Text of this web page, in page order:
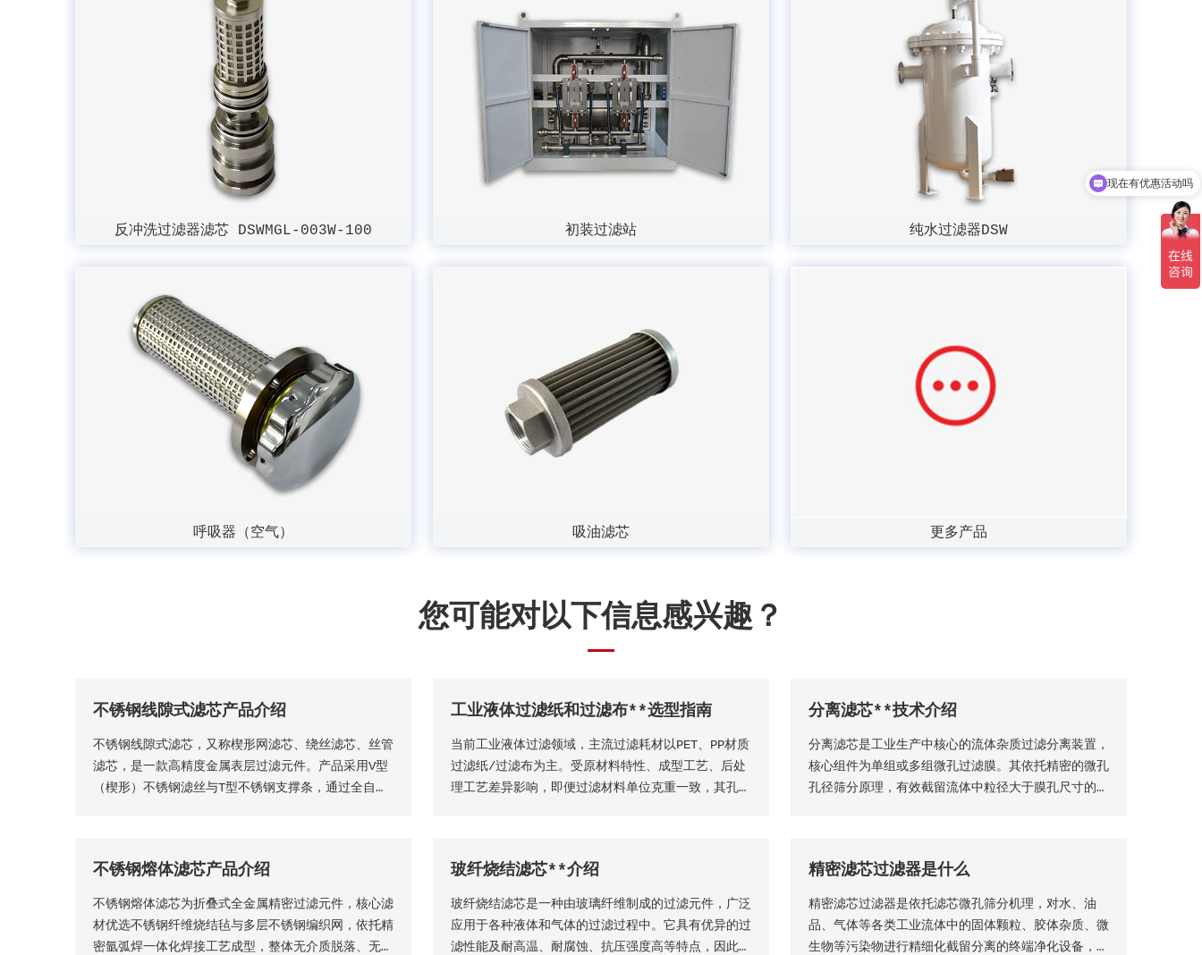
反冲洗过滤器滤芯 DSWMGL-003W-100 初装过滤站 纯水过滤器DSW
呼吸器（空气） 吸油滤芯 更多产品
您可能对以下信息感兴趣？
不锈钢线隙式滤芯产品介绍
不锈钢线隙式滤芯，又称楔形网滤芯、绕丝滤芯​、丝管
滤芯，是一款高精度金属表层过滤元件。产品采用V型
（楔形）不锈钢滤丝与T型不锈钢支撑条，通过全自动
多种结构，且支持滤缝规格、丝径尺寸等核心参数个性
化定制。本厂出品的楔形网滤芯具备滤隙均匀、板面平
整圆润、过滤精度稳定、机械强度高、经久耐用等核心
品质优势。
工业液体过滤纸和过滤布**选型指南
当前工业液体过滤领域，主流过滤耗材以PET、PP材质
过滤纸/过滤布为主。受原材料特性、成型工艺、后处
理工艺差异影响，即便过滤材料单位克重一致，其孔隙
托**技术维度精准选型，具体选型标准与实施方法如
下
分离滤芯**技术介绍
分离滤芯是工业生产中核心的流体杂质过滤分离装置，
核心组件为单组或多组微孔过滤膜。其依托精密的微孔
孔径筛分原理，有效截留流体中粒径大于膜孔尺寸的固
油、钢铁、矿山等各类工业场景，为工业化稳定生产、
产品提质增效提供核心支撑。
不锈钢熔体滤芯产品介绍
不锈钢熔体滤芯为折叠式全金属精密过滤元件，核心滤
材优选不锈钢纤维烧结毡与多层不锈钢编织网，依托精
密氩弧焊一体化焊接工艺成型，整体无介质脱落、无渗
玻纤烧结滤芯**介绍
玻纤烧结滤芯是一种由玻璃纤维制成的过滤元件，广泛
应用于各种液体和气体的过滤过程中。它具有优异的过
滤性能及耐高温、耐腐蚀、抗压强度高等特点，因此在
精密滤芯过滤器是什么
精密滤芯过滤器是依托滤芯微孔筛分机理，对水、油
品、气体等各类工业流体中的固体颗粒、胶体杂质、微
生物等污染物进行精细化截留分离的终端净化设备，广
现在有优惠活动吗